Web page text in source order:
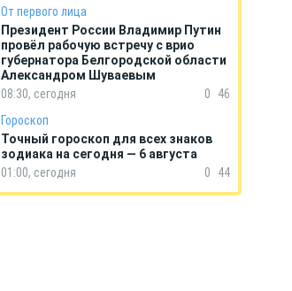
От первого лица
Президент России Владимир Путин
провёл рабочую встречу с врио
губернатора Белгородской области
Александром Шуваевым
08:30, сегодня
0
46
Гороскоп
Точный гороскоп для всех знаков
зодиака на сегодня — 6 августа
01:00, сегодня
0 44